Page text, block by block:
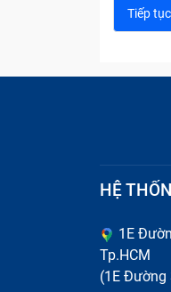
HỆ
1E
Tp.HCM
(1E Đường